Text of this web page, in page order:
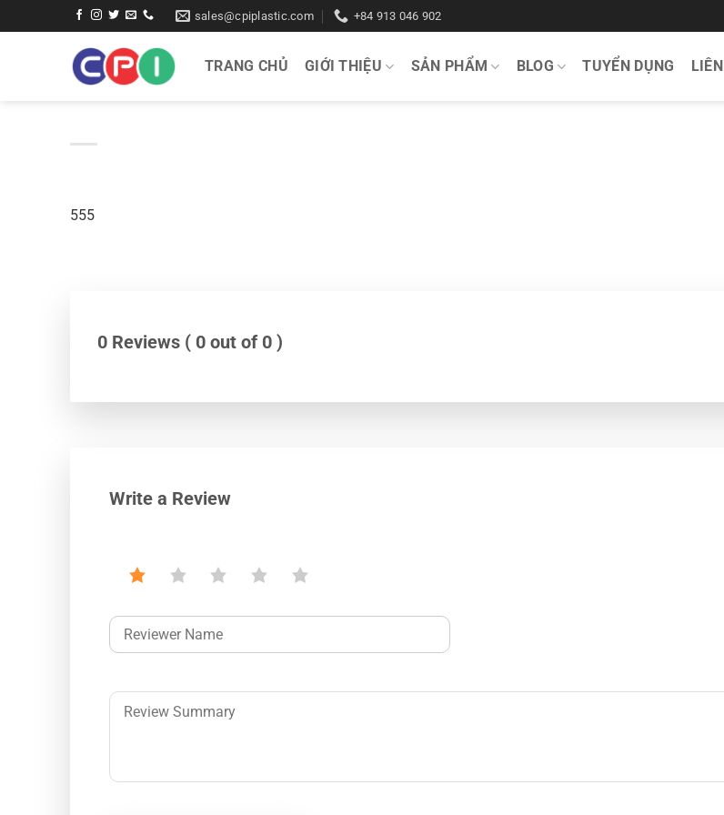
qua
sales@cpiplastic.com +84 913 046 902
TRANG CHỦ GIỚI THIỆU SẢN PHẨM BLOG TUYỂN DỤNG
555
0 Reviews ( 0 out of 0 )
Write a Review